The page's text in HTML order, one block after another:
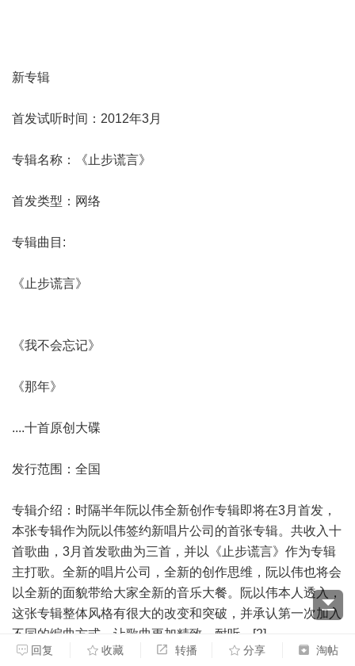
新专辑
首发试听时间：2012年3月
专辑名称：《止步谎言》
首发类型：网络
专辑曲目:
《止步谎言》
《我不会忘记》
《那年》
....十首原创大碟
发行范围：全国
专辑介绍：时隔半年阮以伟全新创作专辑即将在3月首发，
本张专辑作为阮以伟签约新唱片公司的首张专辑。共收入十
首歌曲，3月首发歌曲为三首，并以《止步谎言》作为专辑
主打歌。全新的唱片公司，全新的创作思维，阮以伟也将会
以全新的面貌带给大家全新的音乐大餐。阮以伟本人透入，
这张专辑整体风格有很大的改变和突破，并承认第一次加入
不同的编曲方式。让歌曲更加精致，耐听。[2]
回复 收藏 转播 分享 淘帖